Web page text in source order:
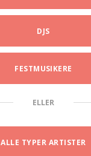
DJS
FESTMUSIKERE
ELLER
ALLE TYPER ARTISTER